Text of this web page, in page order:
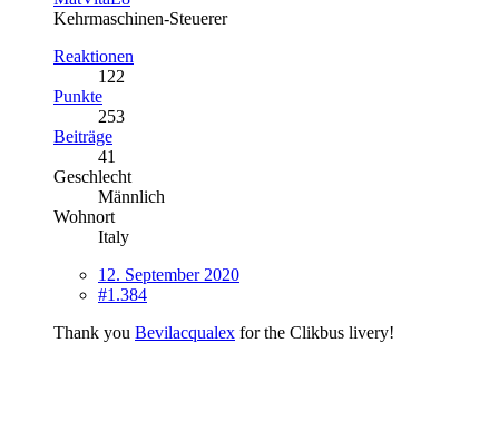
Kehrmaschinen-Steuerer
Reaktionen
122
Punkte
253
Beiträge
41
Geschlecht
Männlich
Wohnort
Italy
12. September 2020
#1.384
Thank you Bevilacqualex for the Clikbus livery!